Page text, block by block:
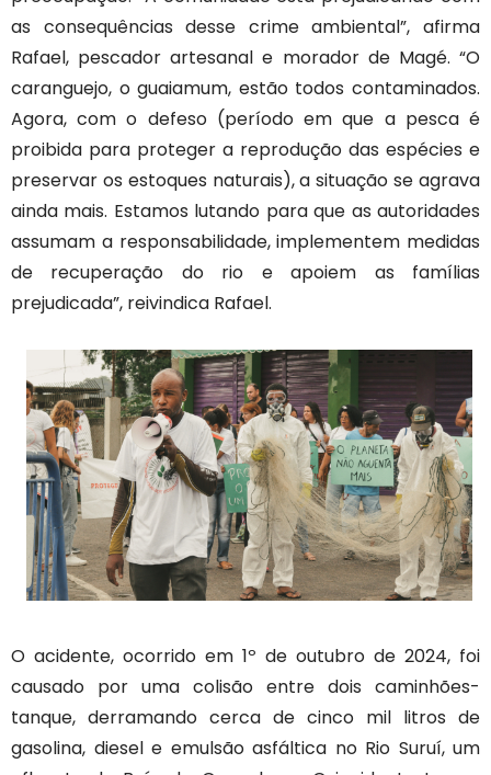
as consequências desse crime ambiental”, afirma
Rafael, pescador artesanal e morador de Magé. “O
caranguejo, o guaiamum, estão todos contaminados.
Agora, com o defeso (período em que a pesca é
proibida para proteger a reprodução das espécies e
preservar os estoques naturais), a situação se agrava
ainda mais. Estamos lutando para que as autoridades
assumam a responsabilidade, implementem medidas
de recuperação do rio e apoiem as famílias
prejudicada”, reivindica Rafael.
O acidente, ocorrido em 1º de outubro de 2024, foi
causado por uma colisão entre dois caminhões-
tanque, derramando cerca de cinco mil litros de
gasolina, diesel e emulsão asfáltica no Rio Suruí, um